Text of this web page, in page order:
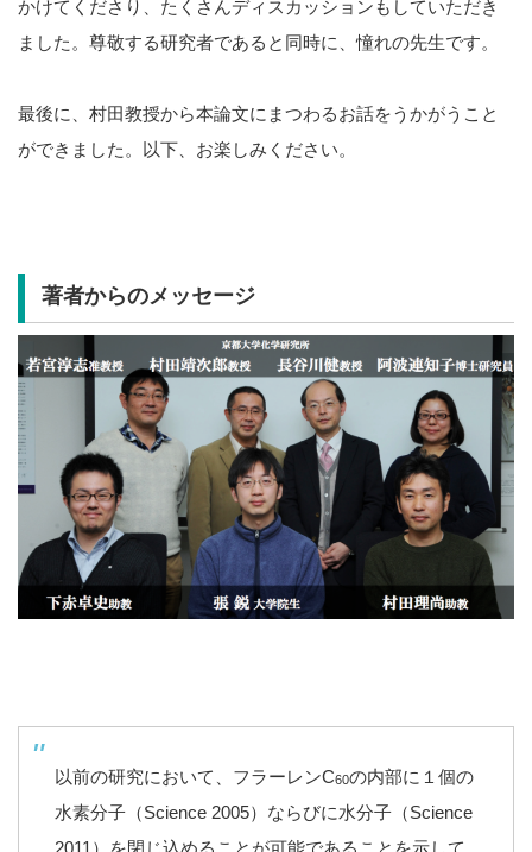
かけてくださり、たくさんディスカッションもしていただき
ました。尊敬する研究者であると同時に、憧れの先生です。
最後に、村田教授から本論文にまつわるお話をうかがうこと
ができました。以下、お楽しみください。
著者からのメッセージ
以前の研究において、フラーレンC60の内部に１個の
水素分子（Science 2005）ならびに水分子（Science
2011）を閉じ込めることが可能であることを示して